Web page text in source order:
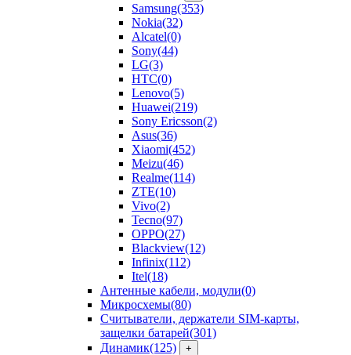
Samsung(353)
Nokia(32)
Alcatel(0)
Sony(44)
LG(3)
HTC(0)
Lenovo(5)
Huawei(219)
Sony Ericsson(2)
Asus(36)
Xiaomi(452)
Meizu(46)
Realme(114)
ZTE(10)
Vivo(2)
Tecno(97)
OPPO(27)
Blackview(12)
Infinix(112)
Itel(18)
Антенные кабели, модули(0)
Микросхемы(80)
Считыватели, держатели SIM-карты,
защелки батарей(301)
Динамик(125) +